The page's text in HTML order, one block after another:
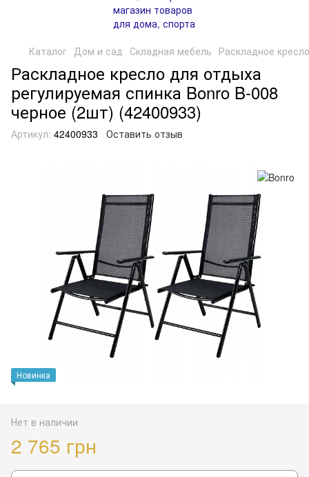
Каталог Дом и сад Складная мебель Раскладное
Раскладное кресло для отдыха
регулируемая спинка Bonro B-008
черное (2шт) (42400933)
Артикул: 42400933 Оставить отзыв
Новинка
Нет в наличии
2 765 грн